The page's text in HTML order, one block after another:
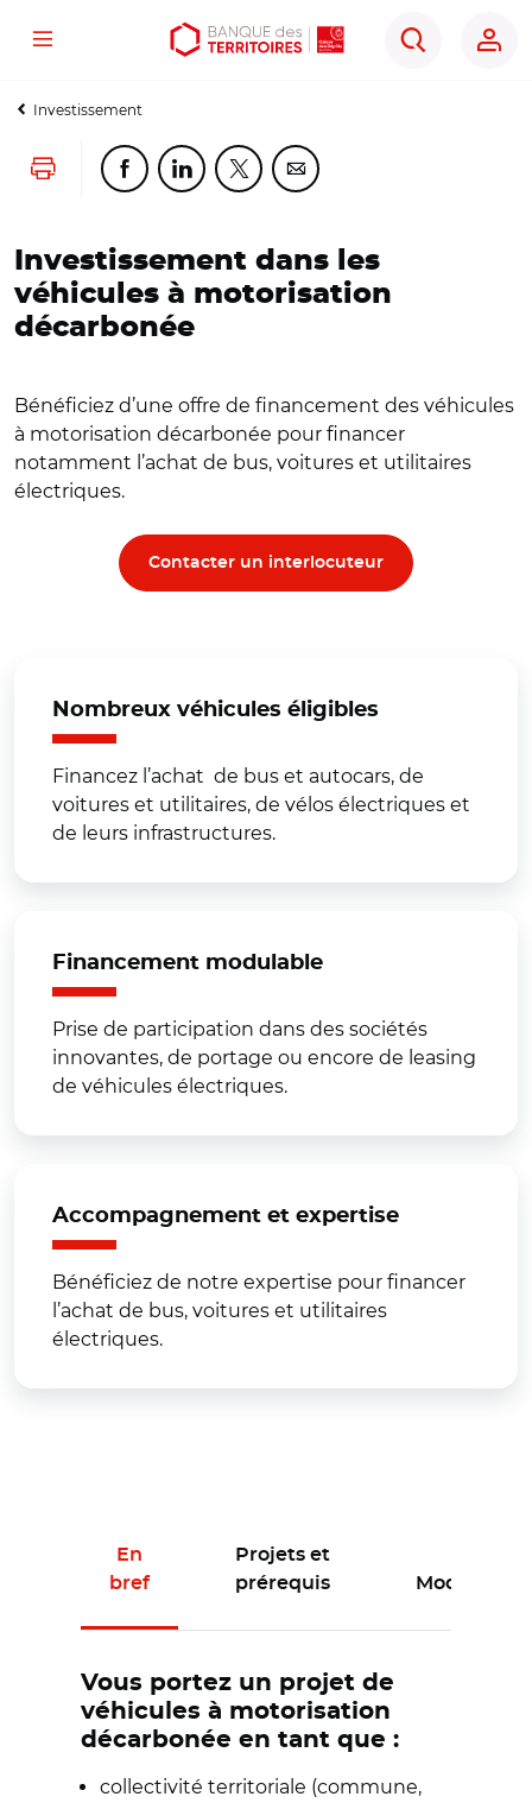
Aller
contenu
Aller
menu
Ouvrir
outils
Menu
Rechercher
Investissement
Lancer l'impressionPartager cette page sur Facebook
Partager cette page sur Linkedin
Partager cette page sur Twitter
Partager cette page sur
Investissement dans les
véhicules à motorisation
décarbonée
Bénéficiez d’une offre de financement des véhicules
à motorisation décarbonée pour financer
notamment l’achat de bus, voitures et utilitaires
électriques.
Contacter un interlocuteur
Nombreux véhicules éligibles
Financez l’achat de bus et autocars, de
voitures et utilitaires, de vélos électriques et
de leurs infrastructures.
Financement modulable
Prise de participation dans des sociétés
innovantes, de portage ou encore de leasing
de véhicules électriques.
Accompagnement et expertise
Bénéficiez de notre expertise pour financer
l’achat de bus, voitures et utilitaires
électriques.
En
bref
Projets et
prérequis
Modalités
Vous portez un projet de
véhicules à motorisation
décarbonée en tant que :
collectivité territoriale (commune,